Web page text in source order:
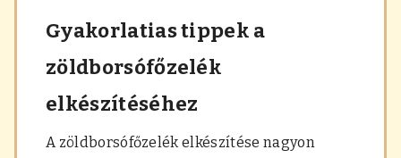
Gyakorlatias tippek a
zöldborsófőzelék
elkészítéséhez
A zöldborsófőzelék elkészítése nagyon